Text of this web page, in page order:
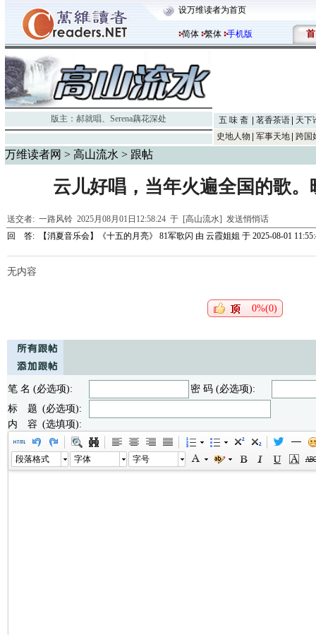
设万维读者为首页
简体 繁体 手机版 首
版主： 郝就唱、 Serena藕花深处 五 味 斋 茗香茶语
天下
史地人物
军事天地 跨国
万维读者网 > 高山流水 > 跟帖
云儿好唱，当年火遍全国的歌
送交者: 一路风铃 2025月08月01日12:58:24 于 [高山流水] 发送悄悄话
回 答:
【消夏音乐会】《十五的月亮》 81军歌闪 由 云霞姐姐 于 2025-08-01
无内容
0%(0)
笔 名 (必选项):
密 码 (必选项):
标 题 (必选项):
内 容 (选填项):
段落格式 字体 字号